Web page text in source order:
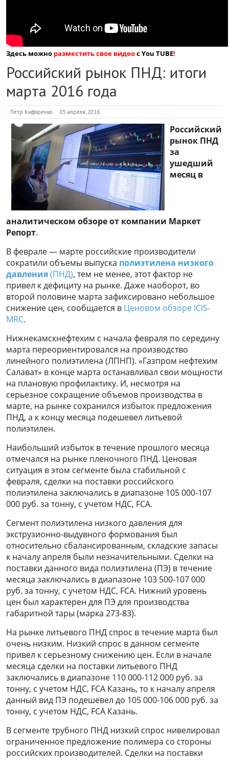
Здесь можно разместить свое видеос You TUBE!
Российский рынок ПНД: итоги
марта 2016 года
Петр Кифоренко 05 апреля, 2016
Российский
рынок ПНД
за
ушедший
месяц в
аналитическом обзоре от компании Маркет
Репорт.
В феврале — марте российские производители
сократили объемы выпуска полиэтилена низкого
давления(ПНД), тем не менее, этот фактор не
привел к дефициту на рынке. Даже наоборот, во
второй половине марта зафиксировано небольшое
снижение цен, сообщается в Ценовом обзоре ICIS-
MRC.
Нижнекамскнефтехим с начала февраля по середину
марта переориентировался на производство
линейного полиэтилена (ЛПНП). «Газпром нефтехим
Салават» в конце марта останавливал свои мощности
на плановую профилактику. И, несмотря на
серьезное сокращение объемов производства в
марте, на рынке сохранился избыток предложения
ПНД, а к концу месяца подешевел литьевой
полиэтилен.
Наибольший избыток в течение прошлого месяца
отмечался на рынке пленочного ПНД. Ценовая
ситуация в этом сегменте была стабильной с
февраля, сделки на поставки российского
полиэтилена заключались в диапазоне 105 000-107
000 руб. за тонну, с учетом НДС, FCA.
Сегмент полиэтилена низкого давления для
экструзионно-выдувного формования был
относительно сбалансированным, складские запасы
к началу апреля были незначительными. Сделки на
поставки данного вида полиэтилена (ПЭ) в течение
месяца заключались в диапазоне 103 500-107 000
руб. за тонну, с учетом НДС, FCA. Нижний уровень
цен был характерен для ПЭ для производства
габаритной тары (марка 273-83).
На рынке литьевого ПНД спрос в течение марта был
очень низким. Низкий спрос в данном сегменте
привел к серьезному снижению цен. Если в начале
месяца сделки на поставки литьевого ПНД
заключались в диапазоне 110 000-112 000 руб. за
тонну, с учетом НДС, FCA Казань, то к началу апреля
данный вид ПЭ подешевел до 105 000-106 000 руб. за
тонну, с учетом НДС, FCA Казань.
В сегменте трубного ПНД низкий спрос нивелировал
ограниченное предложение полимера со стороны
российских производителей. Сделки на поставки